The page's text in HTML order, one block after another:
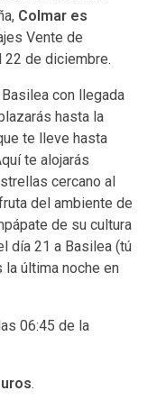
Colmar es
Vente de
de diciembre.
con llegada
hasta la
te lleve hasta
te alojarás
cercano al
del ambiente de
de su cultura
día 21 a Basilea (tú
última noche en
06:45 de la
.